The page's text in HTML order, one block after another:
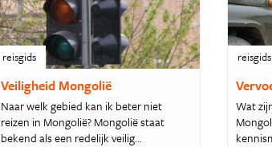
reisgids
Veiligheid Mongolië
Naar welk gebied kan ik beter niet
reizen in Mongolië? Mongolië staat
bekend als een redelijk veilig...
reisgids
Wat